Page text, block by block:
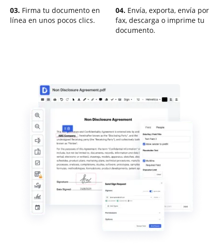
03. Firma tu documento en
línea en unos pocos clics.
04. Envía, exporta, envía por
fax, descarga o imprime tu
documento.